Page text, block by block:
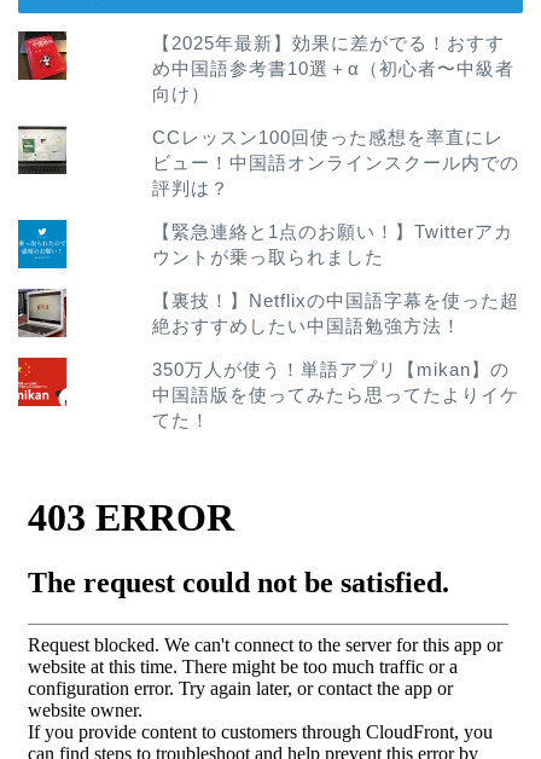
【2025年最新】効果に差がでる！おすす
め中国語参考書10選＋α（初心者〜中級者
向け）
CCレッスン100回使った感想を率直にレ
ビュー！中国語オンラインスクール内での
評判は？
【緊急連絡と1点のお願い！】Twitterアカ
ウントが乗っ取られました
【裏技！】Netflixの中国語字幕を使った超
絶おすすめしたい中国語勉強方法！
350万人が使う！単語アプリ【mikan】の
中国語版を使ってみたら思ってたよりイケ
てた！